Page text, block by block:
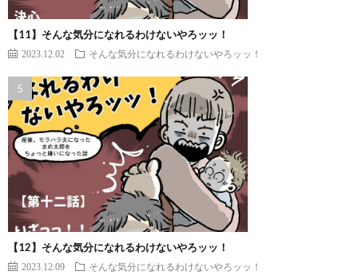
【11】そんな気分になれるわけないやろッッ！
2023.12.02 そんな気分になれるわけないやろッッ！
【12】そんな気分になれるわけないやろッッ！
2023.12.09 そんな気分になれるわけないやろッッ！